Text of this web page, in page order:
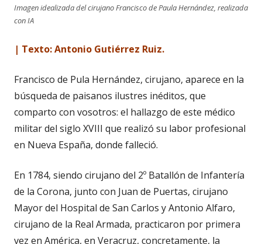
Imagen idealizada del cirujano Francisco de Paula Hernández, realizada
con IA
| Texto: Antonio Gutiérrez Ruiz.
Francisco de Pula Hernández, cirujano, aparece en la
búsqueda de paisanos ilustres inéditos, que
comparto con vosotros: el hallazgo de este médico
militar del siglo XVIII que realizó su labor profesional
en Nueva España, donde falleció.
En 1784, siendo cirujano del 2º Batallón de Infantería
de la Corona, junto con Juan de Puertas, cirujano
Mayor del Hospital de San Carlos y Antonio Alfaro,
cirujano de la Real Armada, practicaron por primera
vez en América, en Veracruz, concretamente, la